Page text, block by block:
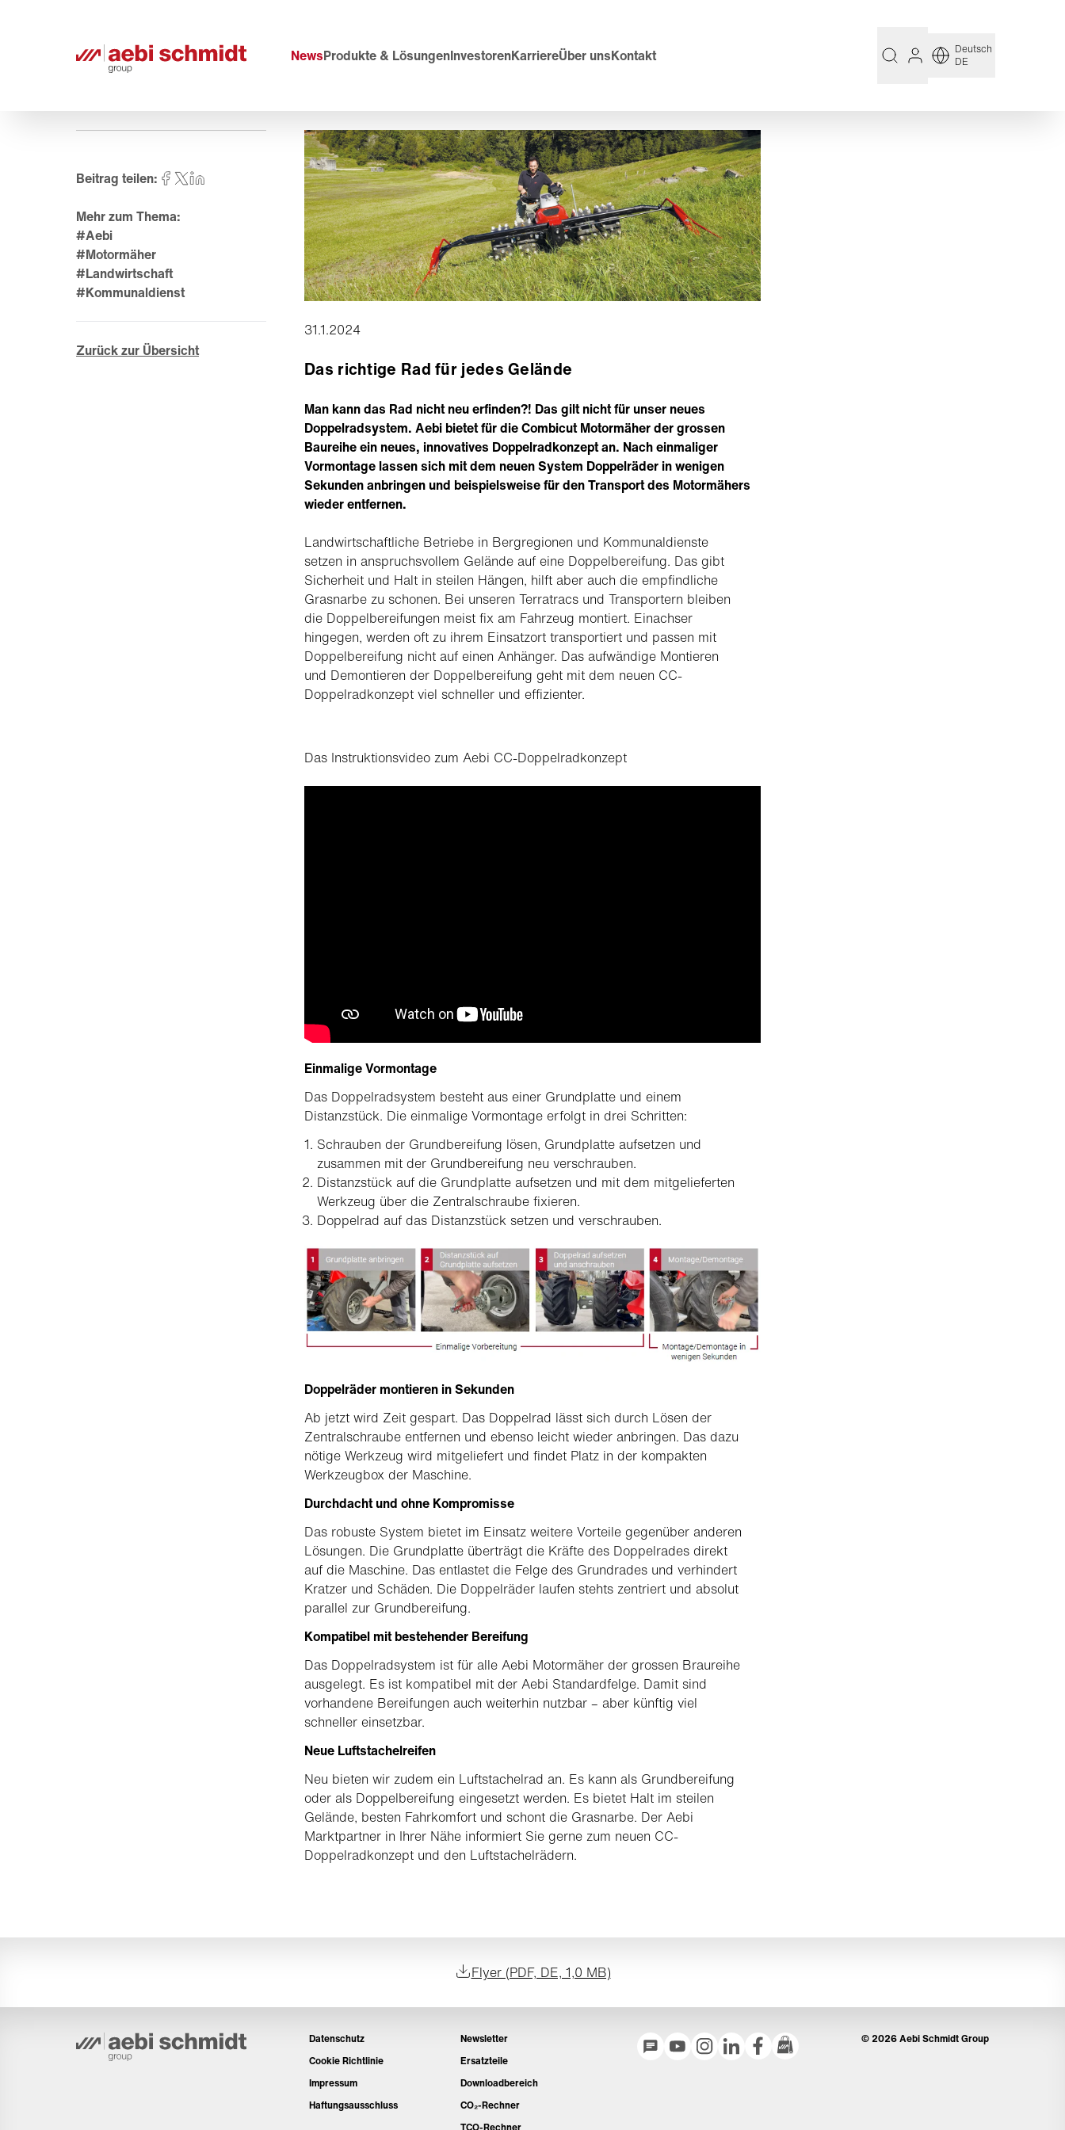
NewsProdukte & LösungenInvestorenKarriereÜber unsKontakt
Deutsch
DE
Beitrag teilen:
Mehr zum Thema:
#Aebi
#Motormäher
#Landwirtschaft
#Kommunaldienst
Zurück zur Übersicht
31.1.2024
Das richtige Rad für jedes Gelände
Man kann das Rad nicht neu erfinden?! Das gilt nicht für unser neues
Doppelradsystem. Aebi bietet für die Combicut Motormäher der grossen
Baureihe ein neues, innovatives Doppelradkonzept an. Nach einmaliger
Vormontage lassen sich mit dem neuen System Doppelräder in wenigen
Sekunden anbringen und beispielsweise für den Transport des Motormähers
wieder entfernen.
Landwirtschaftliche Betriebe in Bergregionen und Kommunaldienste
setzen in anspruchsvollem Gelände auf eine Doppelbereifung. Das gibt
Sicherheit und Halt in steilen Hängen, hilft aber auch die empfindliche
Grasnarbe zu schonen. Bei unseren Terratracs und Transportern bleiben
die Doppelbereifungen meist fix am Fahrzeug montiert. Einachser
hingegen, werden oft zu ihrem Einsatzort transportiert und passen mit
Doppelbereifung nicht auf einen Anhänger. Das aufwändige Montieren
und Demontieren der Doppelbereifung geht mit dem neuen CC-
Doppelradkonzept viel schneller und effizienter.
Das Instruktionsvideo zum Aebi CC-Doppelradkonzept
Einmalige Vormontage
Das Doppelradsystem besteht aus einer Grundplatte und einem
Distanzstück. Die einmalige Vormontage erfolgt in drei Schritten:
Schrauben der Grundbereifung lösen, Grundplatte aufsetzen und
zusammen mit der Grundbereifung neu verschrauben.
Distanzstück auf die Grundplatte aufsetzen und mit dem mitgelieferten
Werkzeug über die Zentralschraube fixieren.
Doppelrad auf das Distanzstück setzen und verschrauben.
Doppelräder montieren in Sekunden
Ab jetzt wird Zeit gespart. Das Doppelrad lässt sich durch Lösen der
Zentralschraube entfernen und ebenso leicht wieder anbringen. Das dazu
nötige Werkzeug wird mitgeliefert und findet Platz in der kompakten
Werkzeugbox der Maschine.
Durchdacht und ohne Kompromisse
Das robuste System bietet im Einsatz weitere Vorteile gegenüber anderen
Lösungen. Die Grundplatte überträgt die Kräfte des Doppelrades direkt
auf die Maschine. Das entlastet die Felge des Grundrades und verhindert
Kratzer und Schäden. Die Doppelräder laufen stehts zentriert und absolut
parallel zur Grundbereifung.
Kompatibel mit bestehender Bereifung
Das Doppelradsystem ist für alle Aebi Motormäher der grossen Braureihe
ausgelegt. Es ist kompatibel mit der Aebi Standardfelge. Damit sind
vorhandene Bereifungen auch weiterhin nutzbar – aber künftig viel
schneller einsetzbar.
Neue Luftstachelreifen
Neu bieten wir zudem ein Luftstachelrad an. Es kann als Grundbereifung
oder als Doppelbereifung eingesetzt werden. Es bietet Halt im steilen
Gelände, besten Fahrkomfort und schont die Grasnarbe. Der Aebi
Marktpartner in Ihrer Nähe informiert Sie gerne zum neuen CC-
Doppelradkonzept und den Luftstachelrädern.
Flyer (PDF, DE, 1,0 MB)
Datenschutz
Cookie Richtlinie
Impressum
Haftungsausschluss
Newsletter
Ersatzteile
Downloadbereich
CO₂-Rechner
TCO-Rechner
© 2026 Aebi Schmidt Group